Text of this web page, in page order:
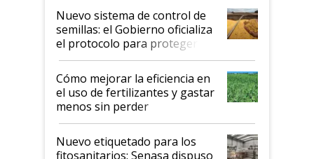
Nuevo sistema de control de
semillas: el Gobierno oficializa
el protocolo para proteger la
propiedad intelectual
Cómo mejorar la eficiencia en
el uso de fertilizantes y gastar
menos sin perder
productividad en la campaña
fina
Nuevo etiquetado para los
fitosanitarios: Senasa dispuso